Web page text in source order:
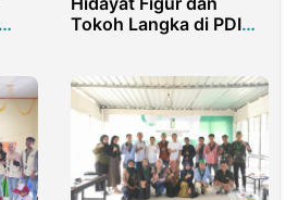
Tokoh Langka di PDI